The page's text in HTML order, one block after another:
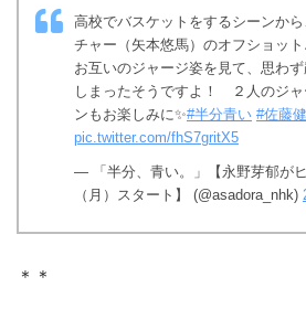
高校でバスケットをするシーンか
チャー（矢本悠馬）のオフショット
お互いのジャージ姿を見て、思わ
しまったそうですよ！ ２人のジャ
ンもお楽しみに✨#半分青い #佐藤健
pic.twitter.com/fhS7gritX5
— 「半分、青い。」【永野芽郁が
（月）スタート】 (@asadora_nhk)
＊＊